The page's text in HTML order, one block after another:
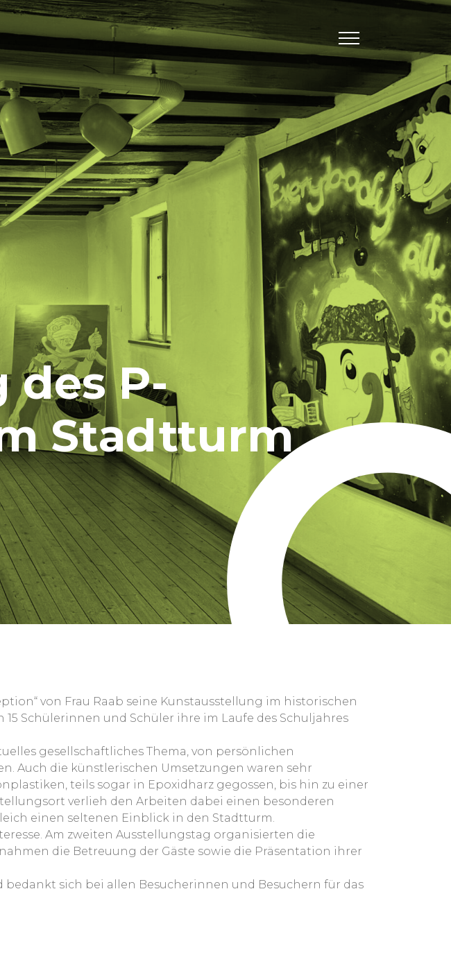
des P-
Stadtturm
von Frau Raab seine Kunstausstellung im historischen
Schülerinnen und Schüler ihre im Laufe des Schuljahres
gesellschaftliches Thema, von persönlichen
Auch die künstlerischen Umsetzungen waren sehr
teils sogar in Epoxidharz gegossen, bis hin zu einer
verlieh den Arbeiten dabei einen besonderen
einen seltenen Einblick in den Stadtturm.
Am zweiten Ausstellungstag organisierten die
die Betreuung der Gäste sowie die Präsentation ihrer
sich bei allen Besucherinnen und Besuchern für das